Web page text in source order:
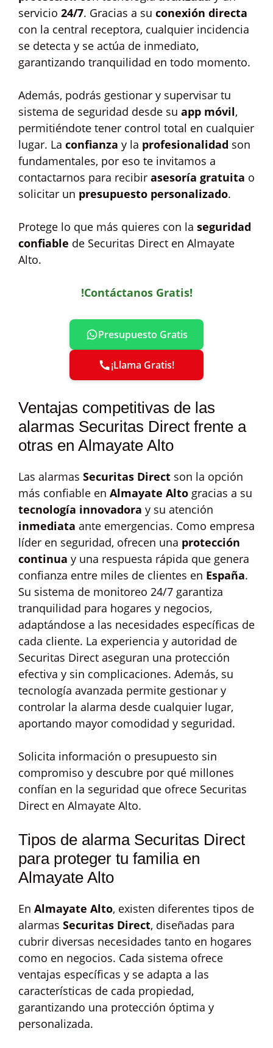
servicio 24/7. Gracias a su conexión directa
con la central receptora, cualquier incidencia
se detecta y se actúa de inmediato,
garantizando tranquilidad en todo momento.
Además, podrás gestionar y supervisar tu
sistema de seguridad desde su app móvil,
permitiéndote tener control total en cualquier
lugar. La confianza y la profesionalidad son
fundamentales, por eso te invitamos a
contactarnos para recibir asesoría gratuita o
solicitar un presupuesto personalizado.
Protege lo que más quieres con la seguridad
confiable de Securitas Direct en Almayate
Alto.
!Contáctanos Gratis!
Presupuesto Gratis
¡Llama Gratis!
Ventajas competitivas de las
alarmas Securitas Direct frente a
otras en Almayate Alto
Las alarmas Securitas Direct son la opción
más confiable en Almayate Alto gracias a su
tecnología innovadora y su atención
inmediata ante emergencias. Como empresa
líder en seguridad, ofrecen una protección
continua y una respuesta rápida que genera
confianza entre miles de clientes en España.
Su sistema de monitoreo 24/7 garantiza
tranquilidad para hogares y negocios,
adaptándose a las necesidades específicas de
cada cliente. La experiencia y autoridad de
Securitas Direct aseguran una protección
efectiva y sin complicaciones. Además, su
tecnología avanzada permite gestionar y
controlar la alarma desde cualquier lugar,
aportando mayor comodidad y seguridad.
Solicita información o presupuesto sin
compromiso y descubre por qué millones
confían en la seguridad que ofrece Securitas
Direct en Almayate Alto.
Tipos de alarma Securitas Direct
para proteger tu familia en
Almayate Alto
En Almayate Alto, existen diferentes tipos de
alarmas Securitas Direct, diseñadas para
cubrir diversas necesidades tanto en hogares
como en negocios. Cada sistema ofrece
ventajas específicas y se adapta a las
características de cada propiedad,
garantizando una protección óptima y
personalizada.